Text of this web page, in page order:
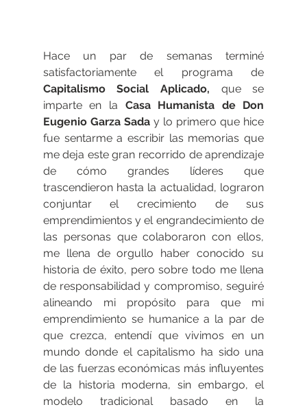
Hace un par de semanas terminé
Capitalismo Social Aplicado, que se
imparte en la Casa Humanista de Don
Eugenio Garza Sada y lo primero que hice
fue sentarme a escribir las memorias que
me deja este gran recorrido de aprendizaje
de cómo grandes líderes que
trascendieron hasta la actualidad, lograron
conjuntar el crecimiento de sus
emprendimientos y el engrandecimiento de
las personas que colaboraron con ellos,
me llena de orgullo haber conocido su
historia de éxito, pero sobre todo me llena
de responsabilidad y compromiso, seguiré
alineando mi propósito para que mi
emprendimiento se humanice a la par de
que crezca, entendí que vivimos en un
mundo donde el capitalismo ha sido una
de las fuerzas económicas más influyentes
de la historia moderna, sin embargo, el
modelo tradicional basado en la